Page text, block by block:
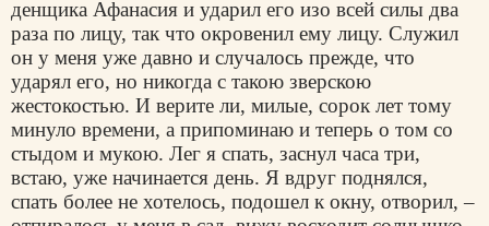
денщика Афанасия и ударил его изо всей силы два
раза по лицу, так что окровенил ему лицу. Служил
он у меня уже давно и случалось прежде, что
ударял его, но никогда с такою зверскою
жестокостью. И верите ли, милые, сорок лет тому
минуло времени, а припоминаю и теперь о том со
стыдом и мукою. Лег я спать, заснул часа три,
встаю, уже начинается день. Я вдруг поднялся,
спать более не хотелось, подошел к окну, отворил, –